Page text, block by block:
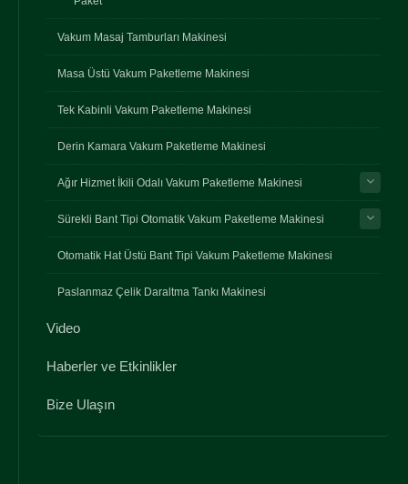
Vakum Masaj Tamburları Makinesi
Masa Üstü Vakum Paketleme Makinesi
Tek Kabinli Vakum Paketleme Makinesi
Derin Kamara Vakum Paketleme Makinesi
Ağır Hizmet İkili Odalı Vakum Paketleme Makinesi
Sürekli Bant Tipi Otomatik Vakum Paketleme Makinesi
Otomatik Hat Üstü Bant Tipi Vakum Paketleme Makinesi
Paslanmaz Çelik Daraltma Tankı Makinesi
Video
Haberler ve Etkinlikler
Bize Ulaşın